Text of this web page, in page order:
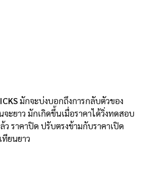
มักจะบ่งบอกถึงการกลับตัวของ
ะยาว มักเกิดขึ้นเมื่อราคาได้วิ่งทดสอบ
ราคาปิด ปรับตรงข้ามกับราคาเปิด
ทียนยาว